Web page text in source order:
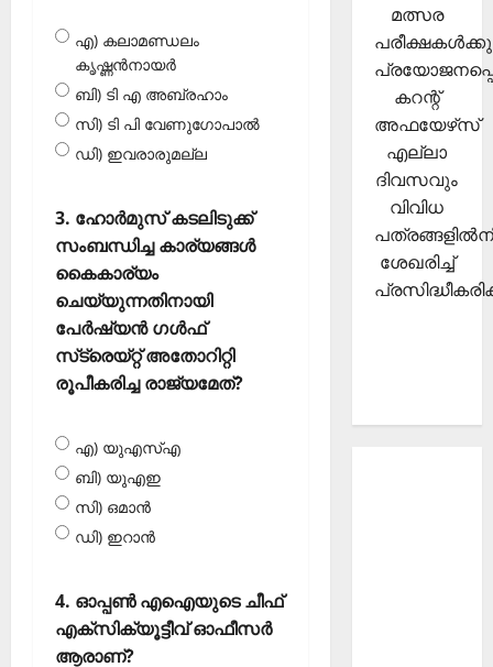
എ) കലാമണ്ഡലം
കൃഷ്ണന്‍നായര്‍
ബി) ടി എ അബ്രഹാം
സി) ടി പി വേണുഗോപാല്‍
ഡി) ഇവരാരുമല്ല
3. ഹോര്‍മുസ് കടലിടുക്ക്
സംബന്ധിച്ച കാര്യങ്ങള്‍
കൈകാര്യം
ചെയ്യുന്നതിനായി
പേര്‍ഷ്യന്‍ ഗള്‍ഫ്
സ്‌ട്രെയ്റ്റ് അതോറിറ്റി
രൂപീകരിച്ച രാജ്യമേത്?
എ) യുഎസ്എ
ബി) യുഎഇ
സി) ഒമാന്‍
ഡി) ഇറാന്‍
4. ഓപ്പണ്‍ എഐയുടെ ചീഫ്
എക്‌സിക്യൂട്ടീവ് ഓഫീസര്‍
ആരാണ്?
മത്സര
കറന്റ്
അഫയേഴ്‌സ്
എല്ലാ
ദിവസവും
വിവിധ
ശേഖരിച്ച്